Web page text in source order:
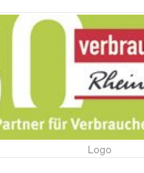
Logo